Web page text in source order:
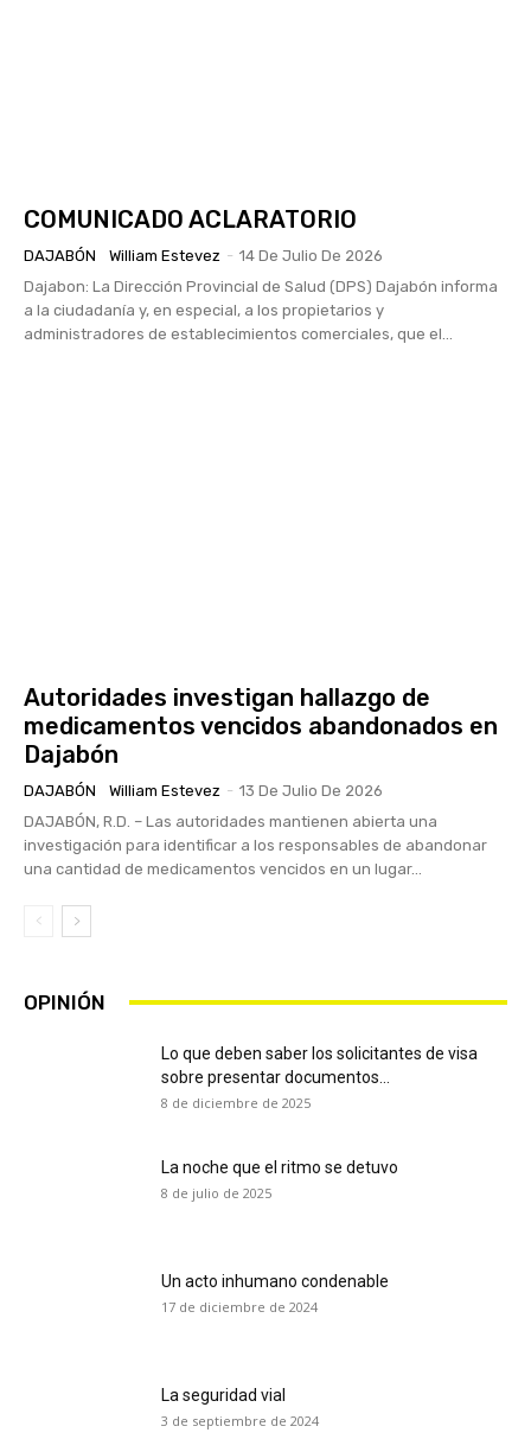
COMUNICADO ACLARATORIO
DAJABÓN William Estevez - 14 De Julio De 2026
Dajabon: La Dirección Provincial de Salud (DPS) Dajabón informa
a la ciudadanía y, en especial, a los propietarios y
administradores de establecimientos comerciales, que el...
Autoridades investigan hallazgo de
medicamentos vencidos abandonados en
Dajabón
DAJABÓN William Estevez - 13 De Julio De 2026
DAJABÓN, R.D. – Las autoridades mantienen abierta una
investigación para identificar a los responsables de abandonar
una cantidad de medicamentos vencidos en un lugar...
OPINIÓN
Lo que deben saber los solicitantes de visa
sobre presentar documentos...
8 de diciembre de 2025
La noche que el ritmo se detuvo
8 de julio de 2025
Un acto inhumano condenable
17 de diciembre de 2024
La seguridad vial
3 de septiembre de 2024